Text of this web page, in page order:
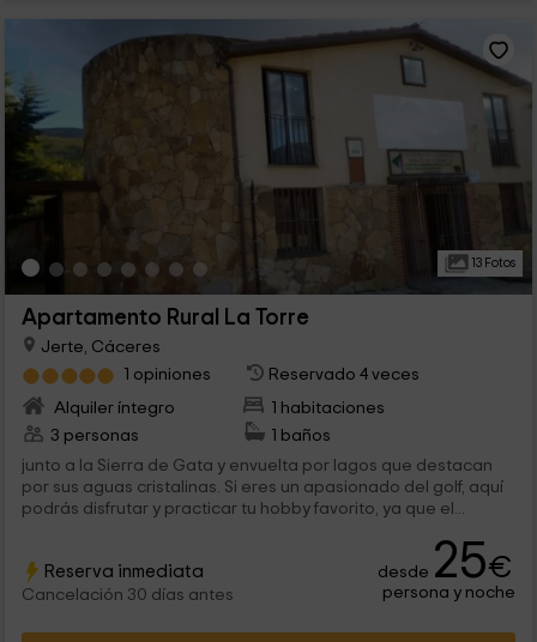
13 Fotos
Apartamento Rural La Torre
Jerte, Cáceres
1 opiniones
Reservado 4 veces
Alquiler íntegro
1 habitaciones
3 personas
1 baños
junto a la Sierra de Gata y envuelta por lagos que destacan
por sus aguas cristalinas. Si eres un apasionado del golf, aquí
podrás disfrutar y practicar tu hobby favorito, ya que el...
Reserva inmediata
Cancelación 30 días antes
desde 25€
persona y noche